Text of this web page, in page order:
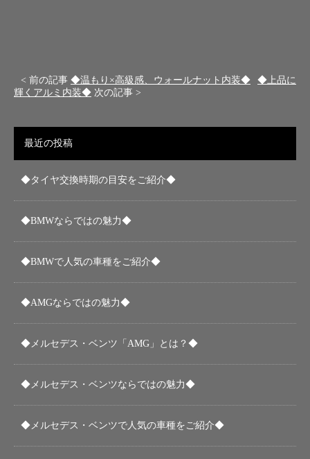
< 前の記事 ◆温もり×高級感、ウォールナット内装◆
◆上品に
輝くアルミ内装◆ 次の記事 >
最近の投稿
◆タイヤ交換時期の目安をご紹介◆
◆BMWならではの魅力◆
◆BMWで人気の車種をご紹介◆
◆AMGならではの魅力◆
◆メルセデス・ベンツ「AMG」とは？◆
◆メルセデス・ベンツならではの魅力◆
◆メルセデス・ベンツで人気の車種をご紹介◆